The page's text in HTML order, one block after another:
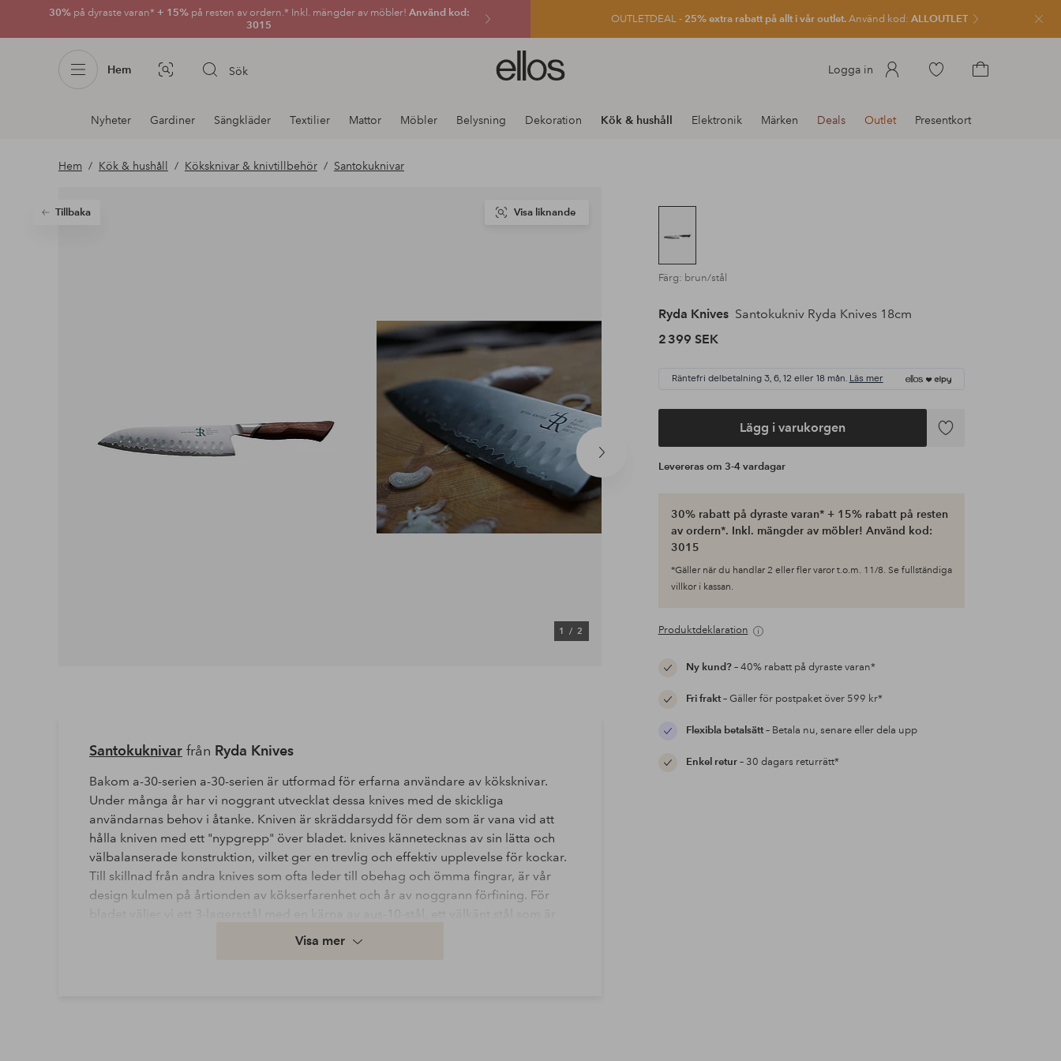
30% på dyraste varan* + 15% på resten av ordern.* Inkl. mängder av möbler! Använd kod:
3015
OUTLETDEAL - 25% extra rabatt på allt i vår outlet.Använd kod: ALLOUTLET
Hem Bildsök Sök
Ellos
logotyp
gå
Logga in
Gå
produkterkundvagnen
Avdelnings
navigation
Nyheter Gardiner Sängkläder Textilier Mattor Möbler Belysning Dekoration Kök & hushåll Elektronik Märken Deals Outlet Presentkort
Hem Kök & hushåll Köksknivar & knivtillbehör Santokuknivar
Tillbaka
Nästa
produkt
1/ 2
Visa liknande
Färg: brun/stål
Ryda Knives Santokukniv Ryda Knives 18cm
2 399 SEK
Räntefri delbetalning 3, 6, 12 eller 18 mån. Läs mer
Lägg i varukorgen
Lägg
Levereras om 3-4 vardagar
30% rabatt på dyraste varan* + 15% rabatt på resten
av ordern*. Inkl. mängder av möbler! Använd kod:
3015
*Gäller när du handlar 2 eller fler varor t.o.m. 11/8. Se fullständiga
villkor i kassan.
Produktdeklaration
Ny kund?– 40% rabatt på dyraste varan*
Fri frakt– Gäller för postpaket över 599 kr*
Flexibla betalsätt– Betala nu, senare eller dela upp
Enkel retur– 30 dagars returrätt*
Santokuknivarfrån Ryda Knives
Bakom a-30-serien a-30-serien är utformad för erfarna användare av köksknivar.
Under många år har vi noggrant utvecklat dessa knives med de skickliga
användarnas behov i åtanke. Kniven är skräddarsydd för dem som är vana vid att
hålla kniven med ett "nypgrepp" över bladet. knives kännetecknas av sin lätta och
välbalanserade konstruktion, vilket ger en trevlig och effektiv upplevelse för kockar.
Till skillnad från andra knives som ofta leder till obehag och ömma fingrar, är vår
design kulmen på årtionden av kökserfarenhet och år av noggrann förfining. För
bladet väljer vi ett 3-lagersstål med en kärna av aus-10-stål, ett välkänt stål som är
berömt över hela världen för sin höga prestanda. Med en hårdhet på 60 hrc är det
Visa mer